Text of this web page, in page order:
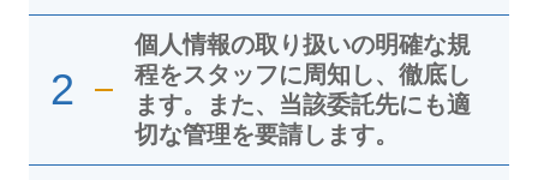
2
個人情報の取り扱いの明確な規
程をスタッフに周知し、徹底し
ます。また、当該委託先にも適
切な管理を要請します。